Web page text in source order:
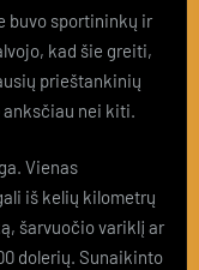
buvo sportininkų ir
kad šie greiti,
prieštankinių
nei kiti.
Vienas
iš kelių kilometrų
šarvuočio variklį ar
dolerių. Sunaikinto